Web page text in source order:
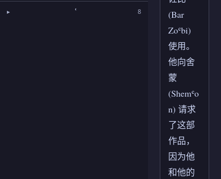
ʿ 8
(Bar
Zoʿbi)
使用。
他向舍
蒙
(Shemʿo
n) 请求
了这部
作品，
因为他
和他的